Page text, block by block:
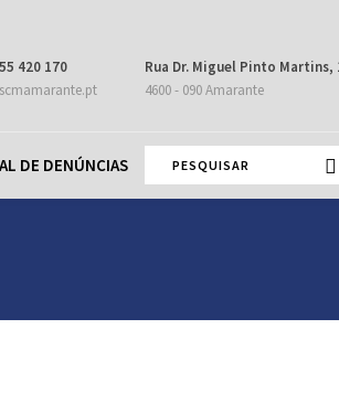
420 170
Rua Dr. Miguel Pinto Martins,
4600 - 090 Amarante
DE DENÚNCIAS